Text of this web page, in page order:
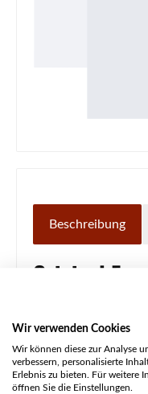
Beschreibung
Original
Haas-Sohn
Wir verwenden Cookies
Wir können diese zur Analyse
verbessern, personalisierte
Erlebnis zu bieten. Für weitere
öffnen Sie die Einstellungen.